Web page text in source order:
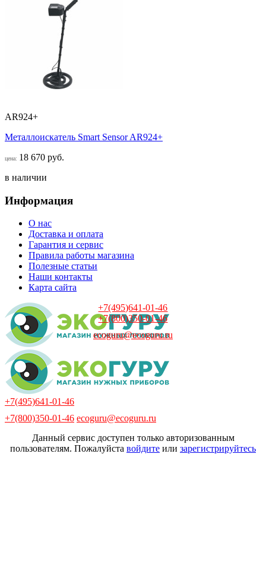
AR924+
Металлоискатель Smart Sensor AR924+
цена: 18 670 руб.
в наличии
Информация
О нас
Доставка и оплата
Гарантия и сервис
Правила работы магазина
Полезные статьи
Наши контакты
Карта сайта
+7(495)641-01-46
+7(800)350-01-46
ecoguru@ecoguru.ru
+7(495)641-01-46
+7(800)350-01-46 ecoguru@ecoguru.ru
Данный сервис доступен только авторизованным
пользователям. Пожалуйста войдите или зарегистрируйтесь